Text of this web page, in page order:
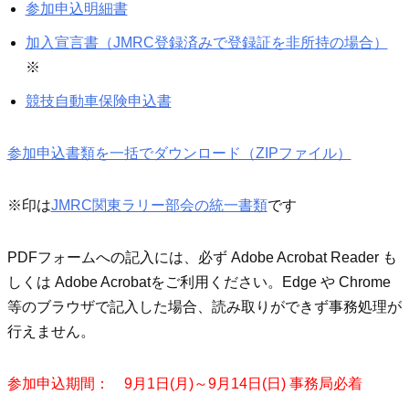
参加申込明細書
加入宣言書（JMRC登録済みで登録証を非所持の場合）
※
競技自動車保険申込書
参加申込書類を一括でダウンロード（ZIPファイル）
※印はJMRC関東ラリー部会の統一書類です
PDFフォームへの記入には、必ず Adobe Acrobat Reader も
しくは Adobe Acrobatをご利用ください。Edge や Chrome
等のブラウザで記入した場合、読み取りができず事務処理が
行えません。
参加申込期間： 9月1日(月)～9月14日(日) 事務局必着